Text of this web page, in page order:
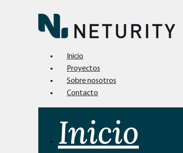
Inicio
Proyectos
Sobre nosotros
Contacto
Inicio